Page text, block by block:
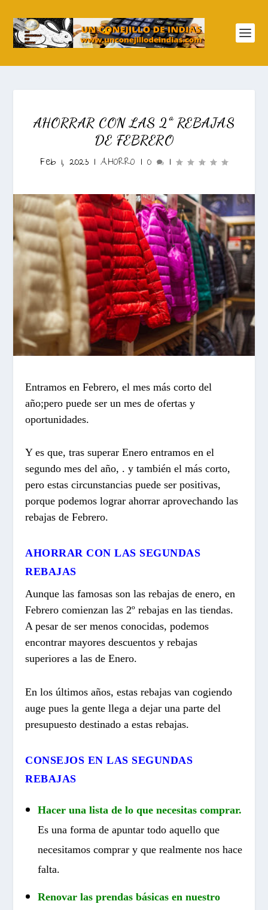
AHORRAR CON LAS 2ª REBAJAS
DE FEBRERO
Feb 1, 2023 | AHORRO | 0 |
Entramos en Febrero, el mes más corto del
año;pero puede ser un mes de ofertas y
oportunidades.
Y es que, tras superar Enero entramos en el
segundo mes del año, . y también el más corto,
pero estas circunstancias puede ser positivas,
porque podemos lograr ahorrar aprovechando las
rebajas de Febrero.
AHORRAR CON LAS SEGUNDAS
REBAJAS
Aunque las famosas son las rebajas de enero, en
Febrero comienzan las 2º rebajas en las tiendas.
A pesar de ser menos conocidas, podemos
encontrar mayores descuentos y rebajas
superiores a las de Enero.
En los últimos años, estas rebajas van cogiendo
auge pues la gente llega a dejar una parte del
presupuesto destinado a estas rebajas.
CONSEJOS EN LAS SEGUNDAS
REBAJAS
Hacer una lista de lo que necesitas comprar.
Es una forma de apuntar todo aquello que
necesitamos comprar y que realmente nos hace
falta.
Renovar las prendas básicas en nuestro